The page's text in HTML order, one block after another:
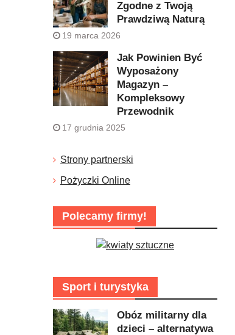
Zgodne z Twoją
Prawdziwą Naturą
19 marca 2026
Jak Powinien Być
Wyposażony
Magazyn –
Kompleksowy
Przewodnik
17 grudnia 2025
Strony partnerski
Pożyczki Online
Polecamy firmy!
Sport i turystyka
Obóz militarny dla
dzieci – alternatywa